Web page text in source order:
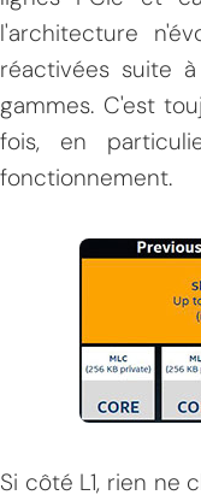
l'architecture
réactivées suite
gammes. C'est
fois, en
fonctionnement.
Si côté L1, rien